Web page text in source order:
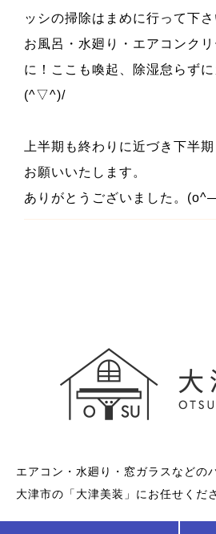
ッシの掃除はまめに行って下さ
お風呂・水廻り・エアコンク
に！ここも喚起、除湿怠らず
(^▽^)/
上半期も終わりに近づき下半
お願いいたします。
ありがとうございました。
エアコン・水廻り・窓ガラスなどの
大津市の「大津美装」にお任せくだ